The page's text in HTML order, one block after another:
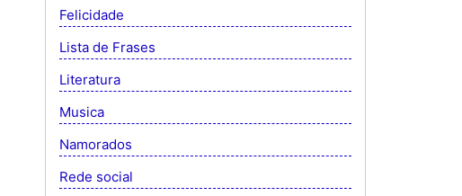
Felicidade
Lista de Frases
Literatura
Musica
Namorados
Rede social